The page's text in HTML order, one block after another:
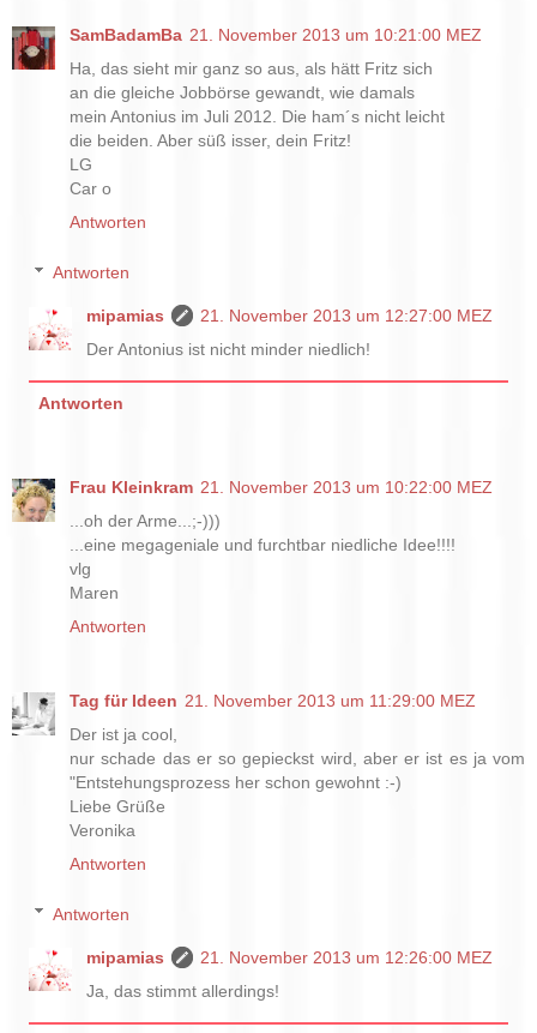
SamBadamBa 21. November 2013 um 10:21:00 MEZ
Ha, das sieht mir ganz so aus, als hätt Fritz sich
an die gleiche Jobbörse gewandt, wie damals
mein Antonius im Juli 2012. Die ham´s nicht leicht
die beiden. Aber süß isser, dein Fritz!
LG
Car o
Antworten
Antworten
mipamias
21. November 2013 um 12:27:00 MEZ
Der Antonius ist nicht minder niedlich!
Antworten
Frau Kleinkram 21. November 2013 um 10:22:00 MEZ
...oh der Arme...;-)))
...eine megageniale und furchtbar niedliche Idee!!!!
vlg
Maren
Antworten
Tag für Ideen 21. November 2013 um 11:29:00 MEZ
Der ist ja cool,
nur schade das er so gepieckst wird, aber er ist es ja vom
"Entstehungsprozess her schon gewohnt :-)
Liebe Grüße
Veronika
Antworten
Antworten
mipamias
21. November 2013 um 12:26:00 MEZ
Ja, das stimmt allerdings!